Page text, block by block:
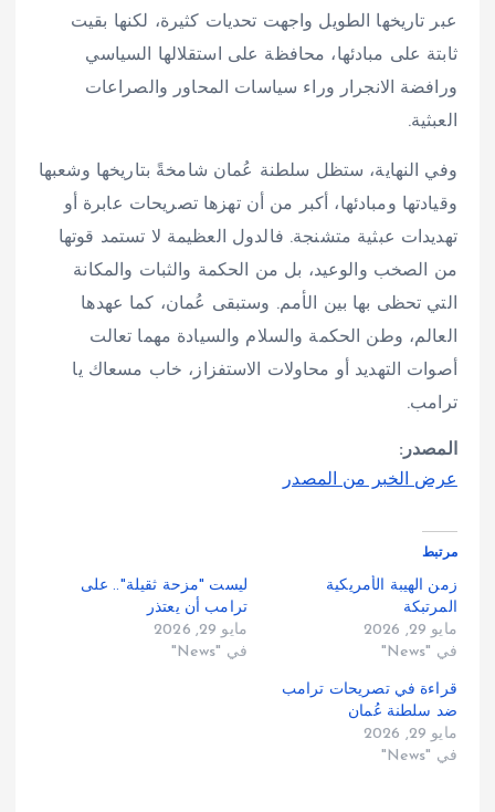
عبر تاريخها الطويل واجهت تحديات كثيرة، لكنها بقيت
ثابتة على مبادئها، محافظة على استقلالها السياسي
ورافضة الانجرار وراء سياسات المحاور والصراعات
العبثية.
وفي النهاية، ستظل سلطنة عُمان شامخةً بتاريخها وشعبها
وقيادتها ومبادئها، أكبر من أن تهزها تصريحات عابرة أو
تهديدات عبثية متشنجة. فالدول العظيمة لا تستمد قوتها
من الصخب والوعيد، بل من الحكمة والثبات والمكانة
التي تحظى بها بين الأمم. وستبقى عُمان، كما عهدها
العالم، وطن الحكمة والسلام والسيادة مهما تعالت
أصوات التهديد أو محاولات الاستفزاز، خاب مسعاك يا
ترامب.
المصدر:
عرض الخبر من المصدر
مرتبط
زمن الهيبة الأمريكية
المرتبكة
مايو 29, 2026
في "News"
ليست "مزحة ثقيلة".. على
ترامب أن يعتذر
مايو 29, 2026
في "News"
قراءة في تصريحات ترامب
ضد سلطنة عُمان
مايو 29, 2026
في "News"